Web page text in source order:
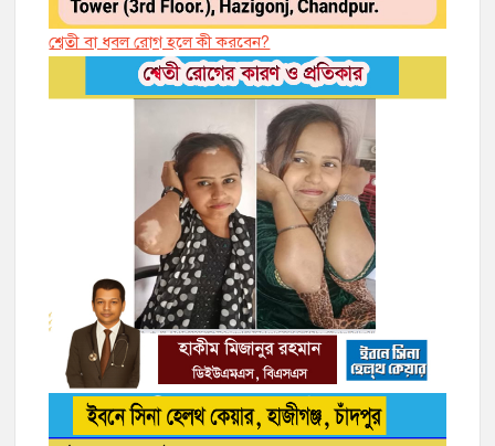
শ্বেতী বা ধবল রোগ হলে কী করবেন?